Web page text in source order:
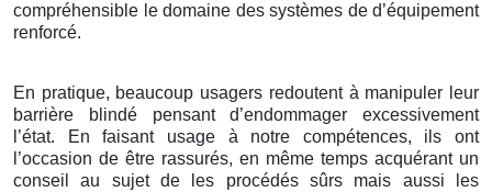
compréhensible le domaine des systèmes de d’équipement
renforcé.
En pratique, beaucoup usagers redoutent à manipuler leur
barrière blindé pensant d’endommager excessivement
l’état. En faisant usage à notre compétences, ils ont
l’occasion de être rassurés, en même temps acquérant un
conseil au sujet de les procédés sûrs mais aussi les